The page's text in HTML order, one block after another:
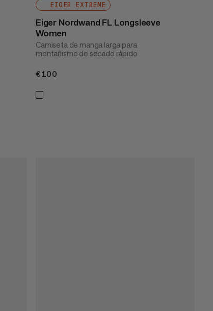
EIGER EXTREME
Eiger Nordwand FL Longsleeve
Women
Camiseta de manga larga para
montañismo de secado rápido
€100